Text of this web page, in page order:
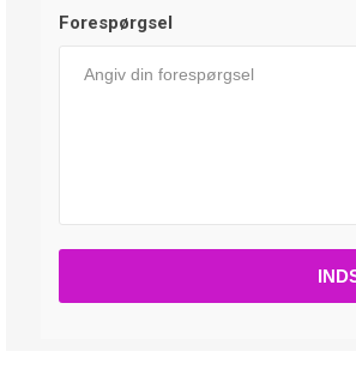
Forespørgsel